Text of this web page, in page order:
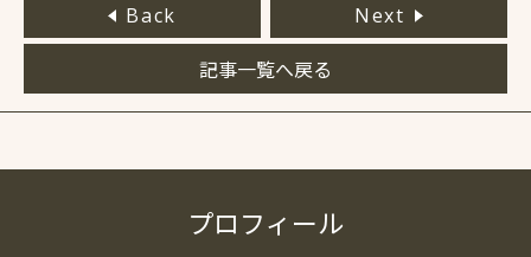
Back Next
記事一覧へ戻る
プロフィール